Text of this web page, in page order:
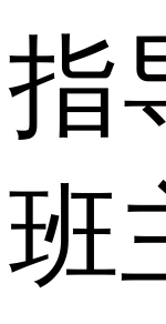
指
班